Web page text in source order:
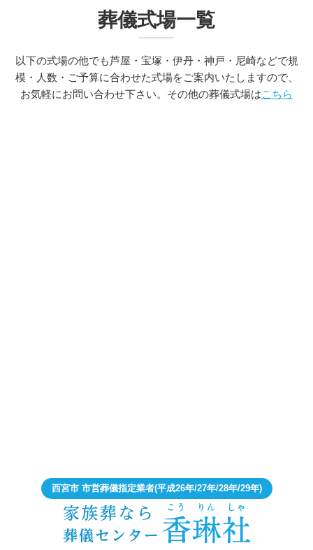
葬儀式場一覧
以下の式場の他でも芦屋・宝塚・伊丹・神戸・尼崎などで規
模・人数・ご予算に合わせた式場をご案内いたしますので、
お気軽にお問い合わせ下さい。その他の葬儀式場はこちら
西宮市 市営葬儀指定業者(平成26年/27年/28年/29年)